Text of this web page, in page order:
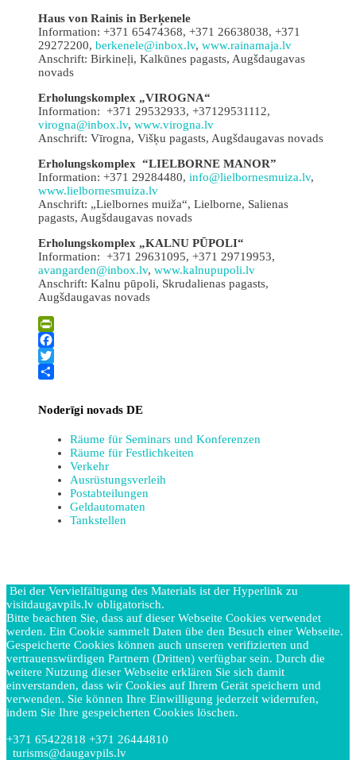
Haus von Rainis in Berķenele
Information: +371 65474368, +371 26638038, +371
29272200, berkenele@inbox.lv, www.rainamaja.lv
Anschrift: Birkineļi, Kalkūnes pagasts, Augšdaugavas
novads
Erholungskomplex „VIROGNA“
Information: +371 29532933, +37129531112,
virogna@inbox.lv, www.virogna.lv
Anschrift: Vīrogna, Višķu pagasts, Augšdaugavas novads
Erholungskomplex “LIELBORNE MANOR”
Information: +371 29284480, info@lielbornesmuiza.lv,
www.lielbornesmuiza.lv
Anschrift: „Lielbornes muiža“, Lielborne, Salienas
pagasts, Augšdaugavas novads
Erholungskomplex „KALNU PŪPOLI“
Information: +371 29631095, +371 29719953,
avangarden@inbox.lv, www.kalnupupoli.lv
Anschrift: Kalnu pūpoli, Skrudalienas pagasts,
Augšdaugavas novads
PrintFriendly
Facebook
Twitter
Noderīgi novads DE
Räume für Seminars und Konferenzen
Räume für Festlichkeiten
Verkehr
Ausrüstungsverleih
Postabteilungen
Geldautomaten
Tankstellen
Bei der Vervielfältigung des Materials ist der Hyperlink zu
visitdaugavpils.lv obligatorisch.
Bitte beachten Sie, dass auf dieser Webseite Cookies verwendet
werden. Ein Cookie sammelt Daten übe den Besuch einer Webseite.
Gespeicherte Cookies können auch unseren verifizierten und
vertrauenswürdigen Partnern (Dritten) verfügbar sein. Durch die
weitere Nutzung dieser Webseite erklären Sie sich damit
einverstanden, dass wir Cookies auf Ihrem Gerät speichern und
verwenden. Sie können Ihre Einwilligung jederzeit widerrufen,
indem Sie Ihre gespeicherten Cookies löschen.
+371 65422818 +371 26444810
turisms@daugavpils.lv